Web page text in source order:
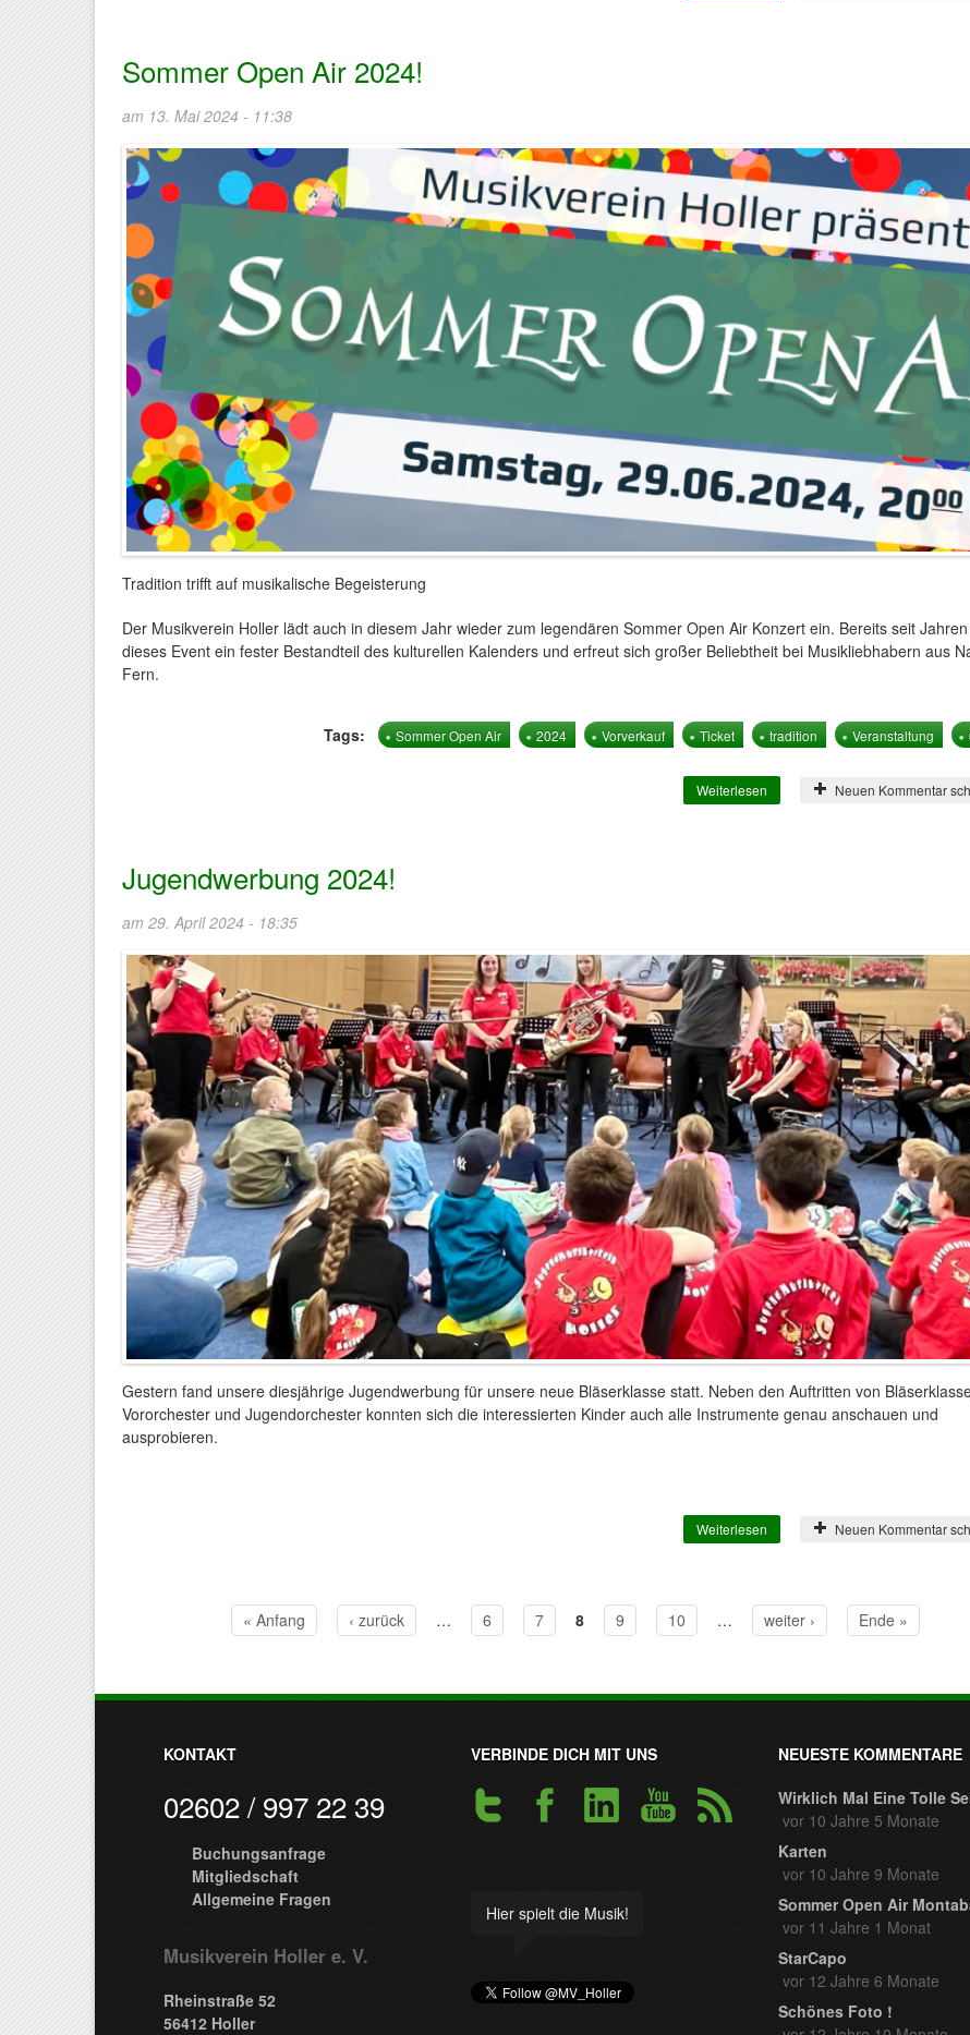
Sommer Open Air 2024!
am 13. Mai 2024 - 11:38
Tradition trifft auf musikalische Begeisterung
Der Musikverein Holler lädt auch in diesem Jahr wieder zum legendären Sommer Open Air Konzert ein. Bereits seit
dieses Event ein fester Bestandteil des kulturellen Kalenders und erfreut sich großer Beliebtheit bei Musikliebhabern aus
Fern.
Tags: Sommer Open Air 2024 Vorverkauf Ticket tradition Veranstaltung
Weiterlesen über Sommer Open Air 2024!
Neuen Kommentar
Jugendwerbung 2024!
am 29. April 2024 - 18:35
Gestern fand unsere diesjährige Jugendwerbung für unsere neue Bläserklasse statt. Neben den Auftritten von
Vororchester und Jugendorchester konnten sich die interessierten Kinder auch alle Instrumente genau anschauen und
ausprobieren.
Weiterlesen über Jugendwerbung 2024!
Neuen Kommentar
« Anfang ‹ zurück … 6 7 8 9 10 … weiter › Ende »
KONTAKT
02602 / 997 22 39
Buchungsanfrage
Mitgliedschaft
Allgemeine Fragen
Musikverein Holler e. V.
Rheinstraße 52
56412 Holler
VERBINDE DICH MIT UNS
Hier spielt die Musik!
NEUESTE KOMMENTARE
Wirklich Mal Eine Tolle
vor 10 Jahre 5 Monate
Karten
vor 10 Jahre 9 Monate
Sommer Open Air
vor 11 Jahre 1 Monat
StarCapo
vor 12 Jahre 6 Monate
Schönes Foto !